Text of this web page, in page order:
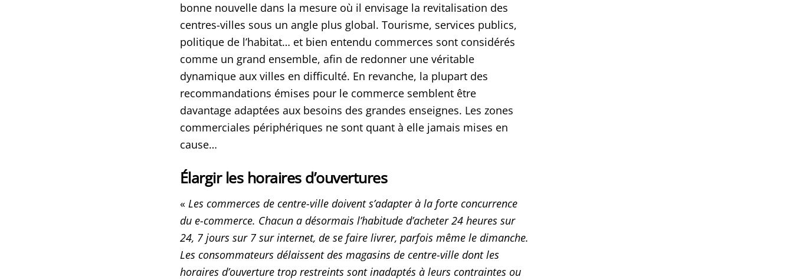
bonne nouvelle dans la mesure où il envisage la revitalisation des
centres-villes sous un angle plus global. Tourisme, services publics,
politique de l’habitat… et bien entendu commerces sont considérés
comme un grand ensemble, afin de redonner une véritable
dynamique aux villes en difficulté. En revanche, la plupart des
recommandations émises pour le commerce semblent être
davantage adaptées aux besoins des grandes enseignes. Les zones
commerciales périphériques ne sont quant à elle jamais mises en
cause…
Élargir les horaires d’ouvertures
« Les commerces de centre-ville doivent s’adapter à la forte concurrence
du e-commerce. Chacun a désormais l’habitude d’acheter 24 heures sur
24, 7 jours sur 7 sur internet, de se faire livrer, parfois même le dimanche.
Les consommateurs délaissent des magasins de centre-ville dont les
horaires d’ouverture trop restreints sont inadaptés à leurs contraintes ou